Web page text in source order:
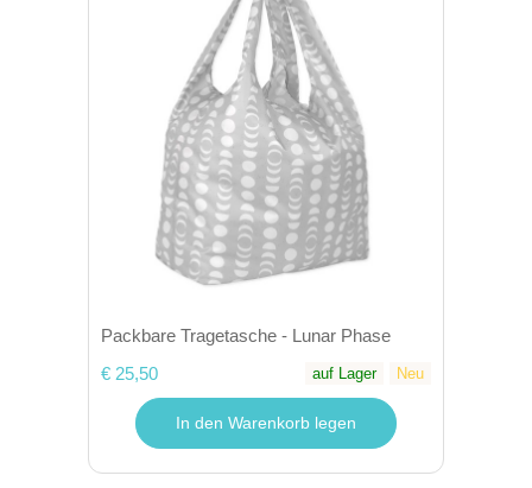
Packbare Tragetasche - Lunar Phase
€ 25,50
auf Lager Neu
In den Warenkorb legen